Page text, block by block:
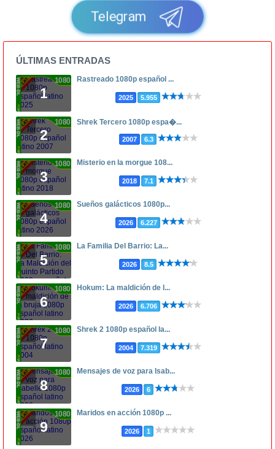
Telegram
ÚLTIMAS ENTRADAS
1
1080p Rastreado 1080p español ...
2025 5.955
2
1080p Shrek Tercero 1080p espa�...
2007 6.3
3
1080p Misterio en la morgue 108...
2018 7.1
4
1080p Sueños galácticos 1080p...
2026 6.227
5
1080p La Familia Del Barrio: La...
2026 8.5
6
1080p Hokum: La maldición de l...
2026 6.706
7
1080p Shrek 2 1080p español la...
2004 7.319
8
1080p Mensajes de voz para Isab...
2026 6
9
1080p Maridos en acción 1080p ...
2026 1